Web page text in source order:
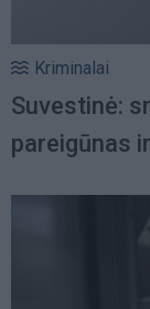
Kriminalai
Suvestinė:
pareigūnas